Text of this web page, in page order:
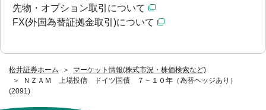
松井証券ホーム
マーケット情報(株式市況・株価検索など)
ＮＺＡＭ 上場投信 ドイツ国債 ７－１０年（為替ヘッジあり）
(2091)
先物・オプション取引について
FX(外国為替証拠金取引)について